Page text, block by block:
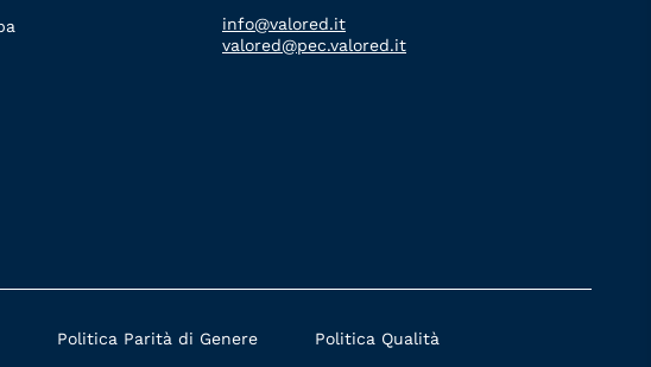
info@valored.it
valored@pec.valored.it
Politica Parità di Genere Politica Qualità